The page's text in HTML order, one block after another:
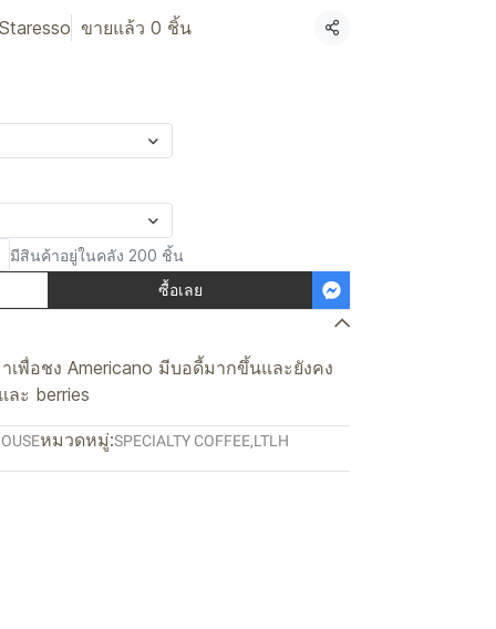
ขายแล้ว 0 ชิ้น แชร์
มีสินค้าอยู่ในคลัง 200 ชิ้น
ซื้อเลย
พื่อชง Americano มีบอดี้มากขึ้นและยังคง
ะ berries
หมวดหมู่:SPECIALTY COFFEE,LTLH